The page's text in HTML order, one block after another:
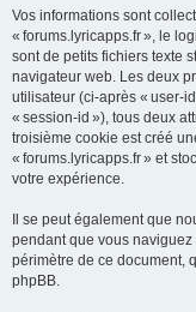
Vos informations sont
« forums.lyricapps.fr », le
sont de petits fichiers texte
navigateur web. Les deux
utilisateur (ci-après « user-
« session-id »), tous deux
troisième cookie est créé
« forums.lyricapps.fr » et
votre expérience.
Il se peut également que
pendant que vous naviguez
périmètre de ce document,
phpBB.